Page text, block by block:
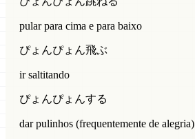
pular para cima e para baixo
ぴょんぴょん飛ぶ
ir saltitando
ぴょんぴょんする
dar pulinhos (frequentemente de alegria)